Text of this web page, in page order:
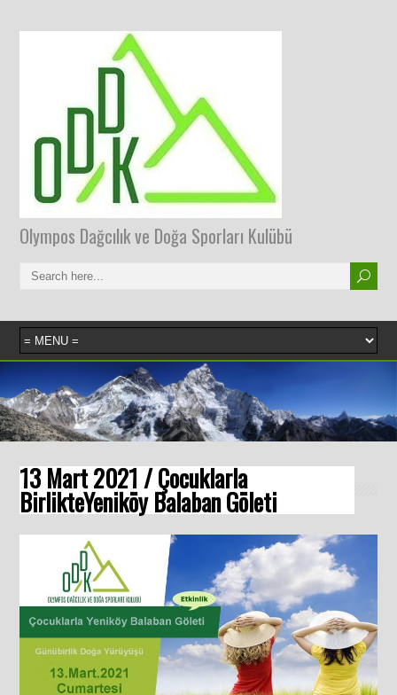
Olympos Dağcılık ve Doğa Sporları Kulübü
13 Mart 2021 / Çocuklarla
BirlikteYeniköy Balaban Göleti